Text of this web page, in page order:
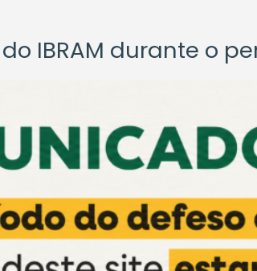
IBRAM durante o